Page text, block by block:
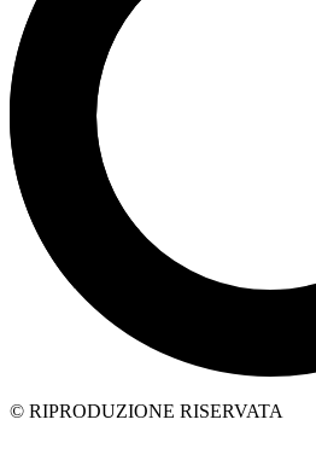
© RIPRODUZIONE RISERVATA